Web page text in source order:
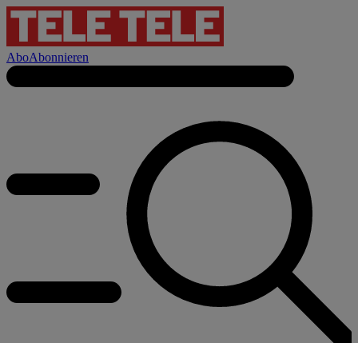
AboAbonnieren